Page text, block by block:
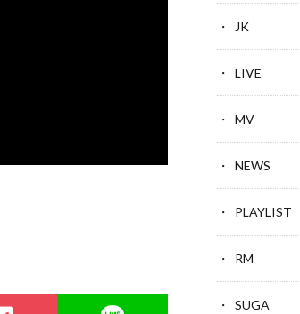
JK
LIVE
MV
NEWS
PLAYLIST
RM
SUGA